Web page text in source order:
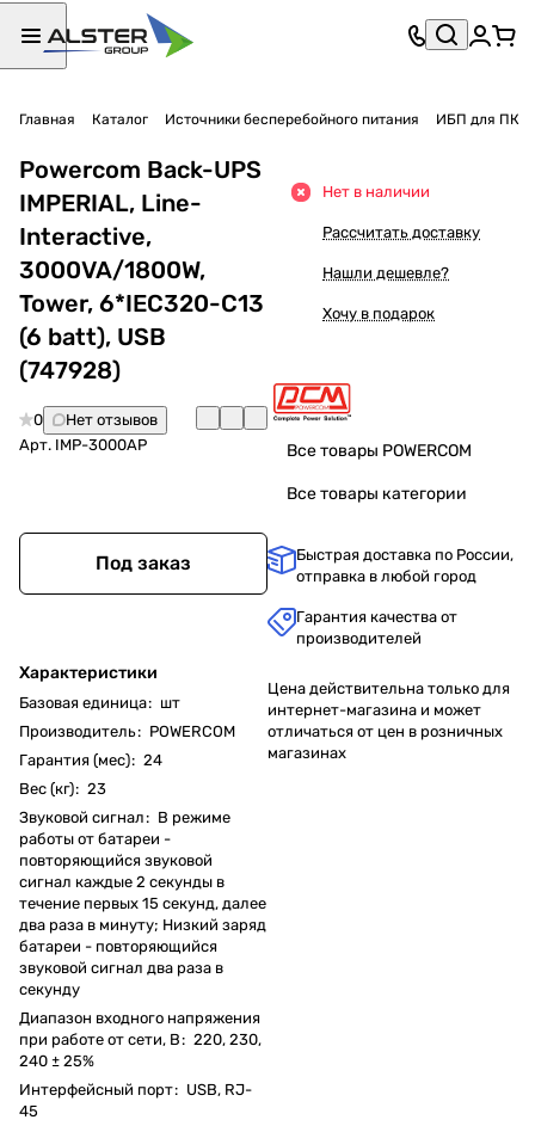
Главная Каталог Источники бесперебойного питания ИБП для ПК
Powercom Back-UPS
IMPERIAL, Line-
Interactive,
3000VA/1800W,
Tower, 6*IEC320-C13
(6 batt), USB
(747928)
0
Нет отзывов
Арт. IMP-3000AP
Под заказ
Характеристики
Базовая единица: шт
Производитель: POWERCOM
Гарантия (мес): 24
Вес (кг): 23
Звуковой сигнал: В режиме
работы от батареи -
повторяющийся звуковой
сигнал каждые 2 секунды в
течение первых 15 секунд, далее
два раза в минуту; Низкий заряд
батареи - повторяющийся
звуковой сигнал два раза в
секунду
Диапазон входного напряжения
при работе от сети, В: 220, 230,
240 ± 25%
Интерфейсный порт: USB, RJ-
45
Нет в наличии
Рассчитать доставку
Нашли дешевле?
Хочу в подарок
Все товары POWERCOM
Все товары категории
Быстрая доставка по России,
отправка в любой город
Гарантия качества от
производителей
Цена действительна только для
интернет-магазина и может
отличаться от цен в розничных
магазинах